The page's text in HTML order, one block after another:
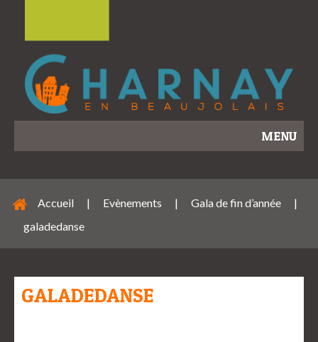
MENU
Accueil | Evènements | Gala de fin d’année
|
galadedanse
GALADEDANSE